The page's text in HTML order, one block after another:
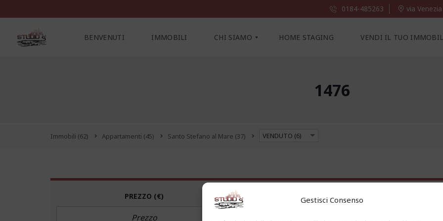
Gestisci Consenso
0184-485263 via
BENVENUTI IMMOBILI CHI SIAMO
T
HOME STAGING VENDI IL TUO
1476
Immobili (62) Appartamenti (45) Santo Stefano al Mare (37) VENDUTO (6)
PREZZO (€)